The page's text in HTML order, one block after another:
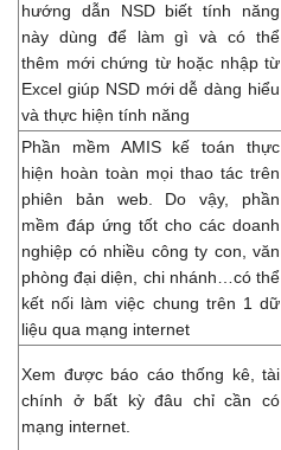
hướng dẫn NSD biết tính năng
này dùng để làm gì và có thể
thêm mới chứng từ hoặc nhập từ
Excel giúp NSD mới dễ dàng hiểu
và thực hiện tính năng
Phần mềm AMIS kế toán thực
hiện hoàn toàn mọi thao tác trên
phiên bản web. Do vậy, phần
mềm đáp ứng tốt cho các doanh
nghiệp có nhiều công ty con, văn
phòng đại diện, chi nhánh…có thể
kết nối làm việc chung trên 1 dữ
liệu qua mạng internet
Xem được báo cáo thống kê, tài
chính ở bất kỳ đâu chỉ cần có
mạng internet.